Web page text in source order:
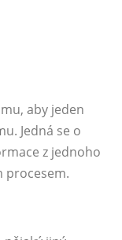
aby jeden
Jedná se o
z jednoho
procesem.